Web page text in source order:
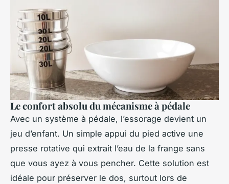
Le confort absolu du mécanisme à pédale
Avec un système à pédale, l’essorage devient un
jeu d’enfant. Un simple appui du pied active une
presse rotative qui extrait l’eau de la frange sans
que vous ayez à vous pencher. Cette solution est
idéale pour préserver le dos, surtout lors de